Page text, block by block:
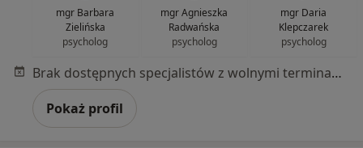
mgr Barbara
Zielińska
psycholog
mgr Agnieszka
Radwańska
psycholog
mgr Daria
Klepczarek
psycholog
Brak dostępnych specjalistów z wolnymi terminami w tym centrum medycznym.
Pokaż profil